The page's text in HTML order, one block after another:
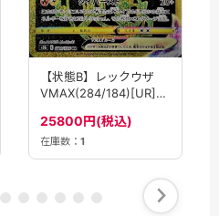
【状態B】レックウザ
VMAX(284/184)[UR]
25800円(税込)
在庫数： 1